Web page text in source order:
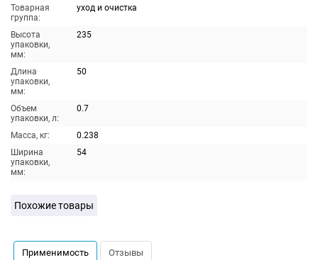
Товарная
группа:
уход и очистка
Высота
упаковки,
мм:
235
Длина
упаковки,
мм:
50
Объем
упаковки, л:
0.7
Масса, кг:
0.238
Ширина
упаковки,
мм:
54
Похожие товары
Применимость Отзывы